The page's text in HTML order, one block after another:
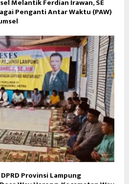
Melantik Ferdian Irawan, SE
Penganti Antar Waktu (PAW)
Provinsi Lampung